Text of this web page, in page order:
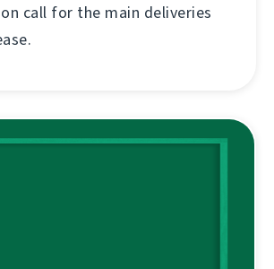
call for the main deliveries